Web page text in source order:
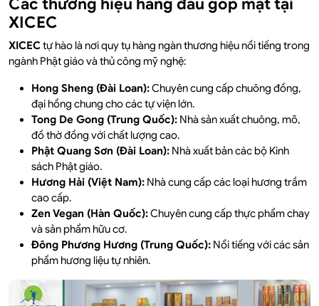
XICEC
XICECtự hào là nơi quy tụ hàng ngàn thương hiệu nổi tiếng trong
ngành Phật giáo và thủ công mỹ nghệ:
Hong Sheng (Đài Loan):Chuyên cung cấp chuông đồng,
đại hồng chung cho các tự viện lớn.
Tong De Gong (Trung Quốc): Nhà sản xuất chuông, mõ,
đồ thờ đồng với chất lượng cao.
Phật Quang Sơn (Đài Loan): Nhà xuất bản các bộ Kinh
sách Phật giáo.
Hương Hải (Việt Nam): Nhà cung cấp các loại hương trầm
cao cấp.
Zen Vegan (Hàn Quốc):Chuyên cung cấp thực phẩm chay
và sản phẩm hữu cơ.
Đông Phương Hương (Trung Quốc): Nổi tiếng với các sản
phẩm hương liệu tự nhiên.